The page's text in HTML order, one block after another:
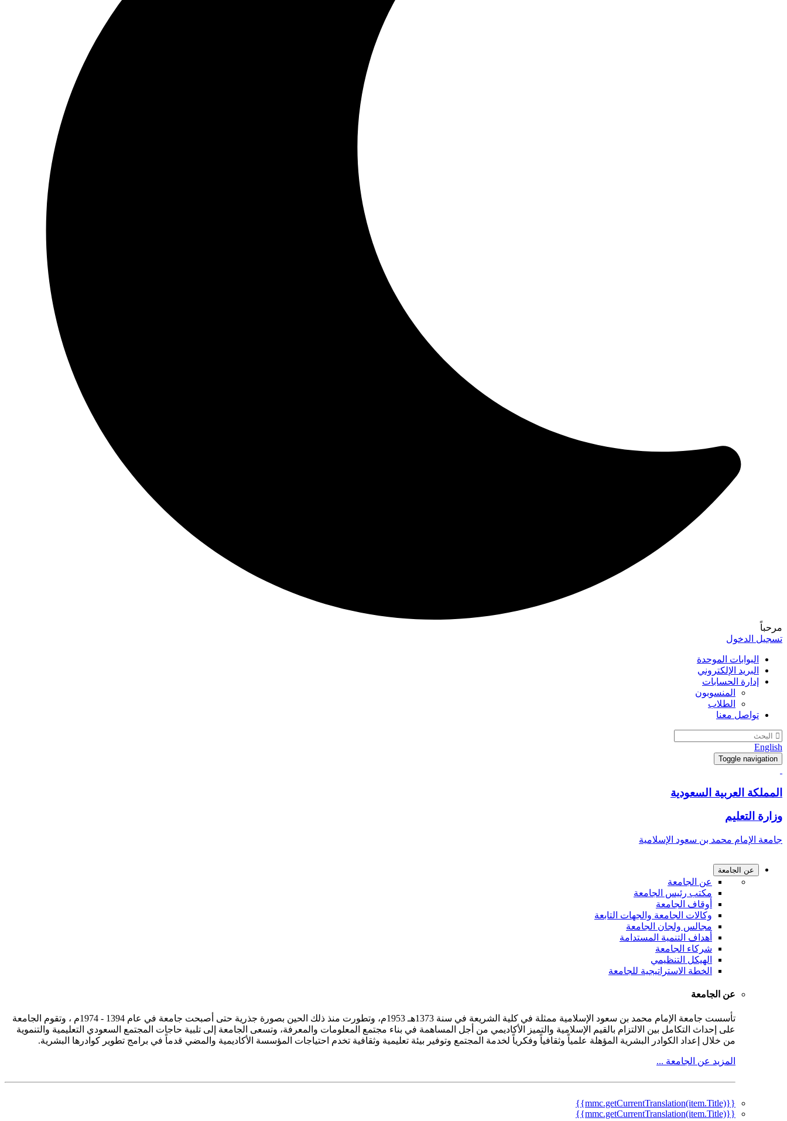
مرحباً
تسجيل الدخول
البوابات الموحدة
البريد الإلكتروني
إدارة الحسابات
المنسوبون
الطلاب
تواصل معنا
English
Toggle navigation
المملكة العربية السعودية
وزارة التعليم
جامعة الإمام محمد بن سعود الإسلامية
عن الجامعة
عن الجامعة
مكتب رئيس الجامعة
أوقاف الجامعة
وكالات الجامعة والجهات التابعة
مجالس ولجان الجامعة
أهداف التنمية المستدامة
شركاء الجامعة
الهيكل التنظيمي
الخطة الاستراتيجية للجامعة
عن الجامعة
تأسست جامعة الإمام محمد بن سعود الإسلامية ممثلة في كلية الشريعة في سنة 1373هـ 1953م، وتطورت منذ ذلك الحين بصورة جذرية حتى أصبحت جامعة في عام 1394 - 1974م ، وتقوم الجامعة
على إحداث التكامل بين الالتزام بالقيم الإسلامية والتميز الأكاديمي من أجل المساهمة في بناء مجتمع المعلومات والمعرفة، وتسعى الجامعة إلى تلبية حاجات المجتمع السعودي التعليمية والتنموية
من خلال إعداد الكوادر البشرية المؤهلة علمياً وثقافياً وفكرياً لخدمة المجتمع وتوفير بيئة تعليمية وثقافية تخدم احتياجات المؤسسة الأكاديمية والمضي قدماً في برامج تطوير كوادرها البشرية.
المزيد عن الجامعة ...
{{mmc.getCurrentTranslation(item.Title)}}
{{mmc.getCurrentTranslation(item.Title)}}